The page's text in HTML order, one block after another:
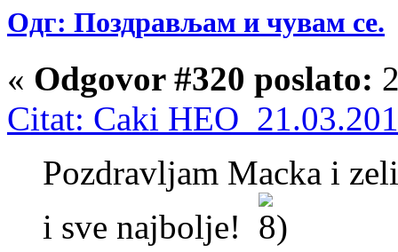
Одг: Поздрављам и чувам се.
« Odgovor #320 poslato:
Citat: Caki HEO
Pozdravljam Macka i
i sve najbolje!